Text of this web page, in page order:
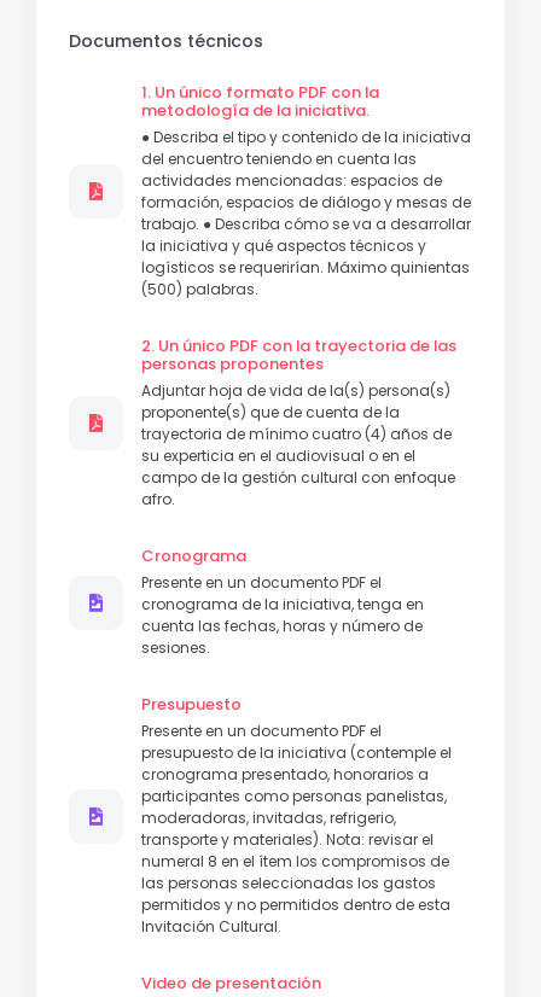
Documentos técnicos
1. Un único formato PDF con la
metodología de la iniciativa.
● Describa el tipo y contenido de la iniciativa
del encuentro teniendo en cuenta las
actividades mencionadas: espacios de
formación, espacios de diálogo y mesas de
trabajo. ● Describa cómo se va a desarrollar
la iniciativa y qué aspectos técnicos y
logísticos se requerirían. Máximo quinientas
(500) palabras.
2. Un único PDF con la trayectoria de las
personas proponentes
Adjuntar hoja de vida de la(s) persona(s)
proponente(s) que de cuenta de la
trayectoria de mínimo cuatro (4) años de
su experticia en el audiovisual o en el
campo de la gestión cultural con enfoque
afro.
Cronograma
Presente en un documento PDF el
cronograma de la iniciativa, tenga en
cuenta las fechas, horas y número de
sesiones.
Presupuesto
Presente en un documento PDF el
presupuesto de la iniciativa (contemple el
cronograma presentado, honorarios a
participantes como personas panelistas,
moderadoras, invitadas, refrigerio,
transporte y materiales). Nota: revisar el
numeral 8 en el ítem los compromisos de
las personas seleccionadas los gastos
permitidos y no permitidos dentro de esta
Invitación Cultural.
Video de presentación